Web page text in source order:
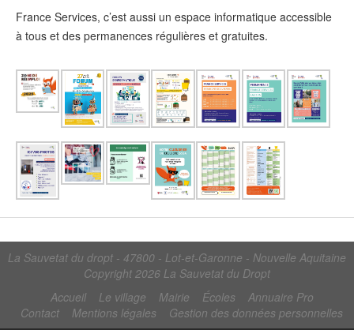
France Services, c’est aussi un espace informatique accessible
à tous et des permanences régulières et gratuites.
La Sauvetat du dropt - 47800 - Lot-et-Garonne - Nouvelle Aquitaine
Copyright 2026 La Sauvetat du Dropt
Accueil
Le village Mairie Écoles
Annuaire Pro
Contact
Mentions légales Gestion des données personnelles